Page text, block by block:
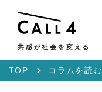
共感が社会を変える
TOP コラムを読む